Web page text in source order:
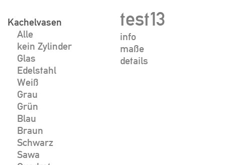
content
Kachelvasen
Alle
kein Zylinder
Glas
Edelstahl
Weiß
Grau
Grün
Blau
Braun
Schwarz
Sawa
test13
info
maße
details